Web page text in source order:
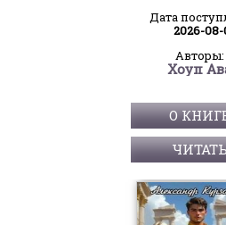
Дата
2026-
Авторы:
Хоуп
О